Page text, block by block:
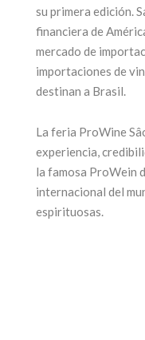
su primera edición.
financiera de
mercado de
importaciones de
destinan a Brasil.
La feria ProWine
experiencia,
la famosa ProWein
internacional del
espirituosas.